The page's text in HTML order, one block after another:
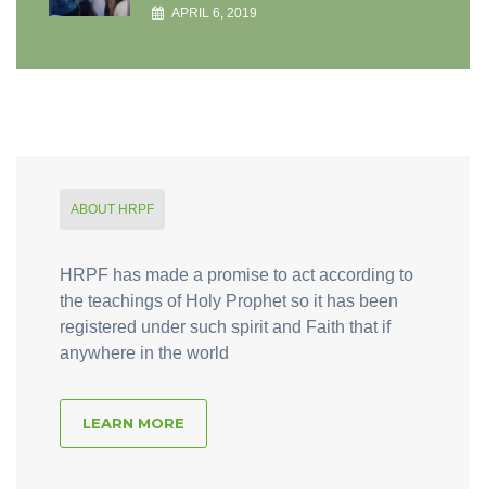
APRIL 6, 2019
ABOUT HRPF
HRPF has made a promise to act according to
the teachings of Holy Prophet so it has been
registered under such spirit and Faith that if
anywhere in the world
LEARN MORE